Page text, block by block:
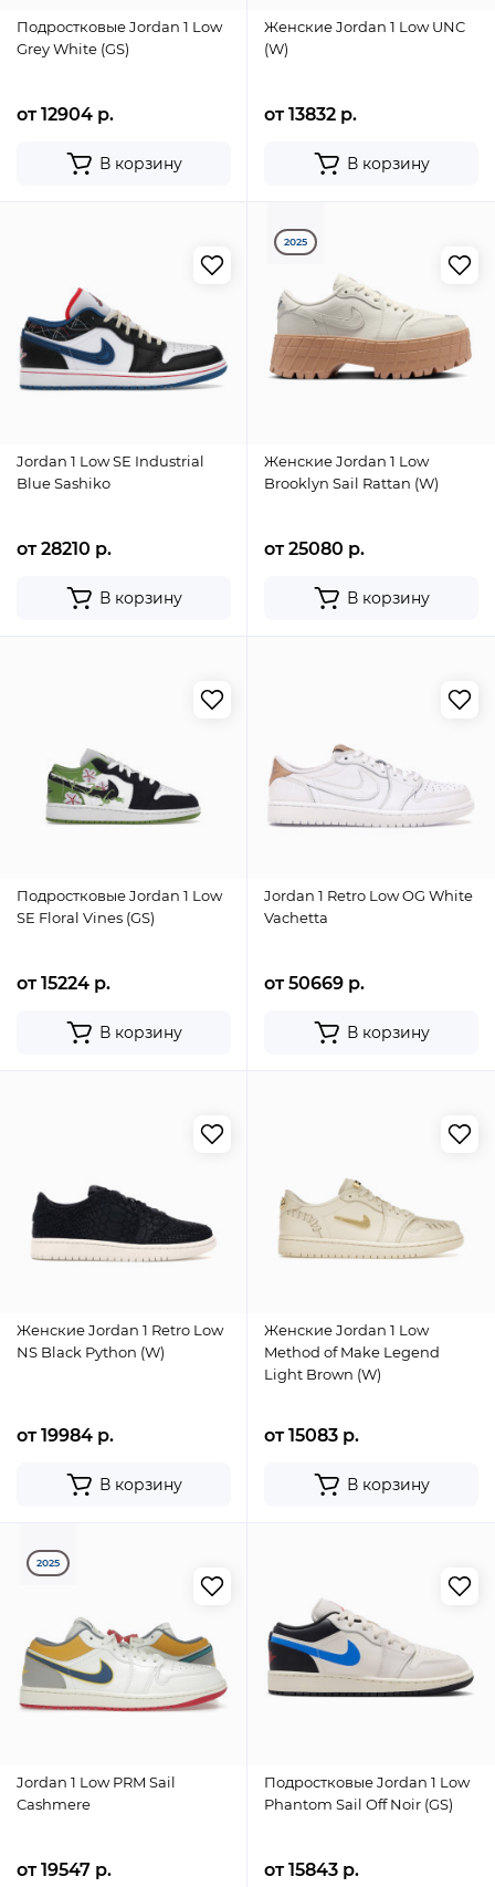
Подростковые Jordan 1 Low
Grey White (GS)
от 12904 р.
В корзину
Женские Jordan 1 Low UNC
(W)
от 13832 р.
В корзину
Jordan 1 Low SE Industrial
Blue Sashiko
от 28210 р.
В корзину
2025
Женские Jordan 1 Low
Brooklyn Sail Rattan (W)
от 25080 р.
В корзину
Подростковые Jordan 1 Low
SE Floral Vines (GS)
от 15224 р.
В корзину
Jordan 1 Retro Low OG White
Vachetta
от 50669 р.
В корзину
Женские Jordan 1 Retro Low
NS Black Python (W)
от 19984 р.
В корзину
Женские Jordan 1 Low
Method of Make Legend
Light Brown (W)
от 15083 р.
В корзину
2025
Jordan 1 Low PRM Sail
Cashmere
от 19547 р.
Подростковые Jordan 1 Low
Phantom Sail Off Noir (GS)
от 15843 р.